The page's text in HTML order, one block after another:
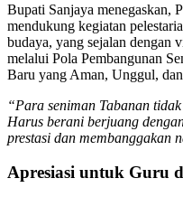
Bupati Sanjaya menegaskan,
mendukung kegiatan
budaya, yang sejalan dengan
melalui Pola Pembangunan
Baru yang Aman, Unggul,
“Para seniman Tabanan
Harus berani berjuang
prestasi dan membanggakan
Apresiasi untuk Guru